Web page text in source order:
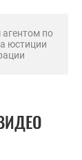
по
юстиции